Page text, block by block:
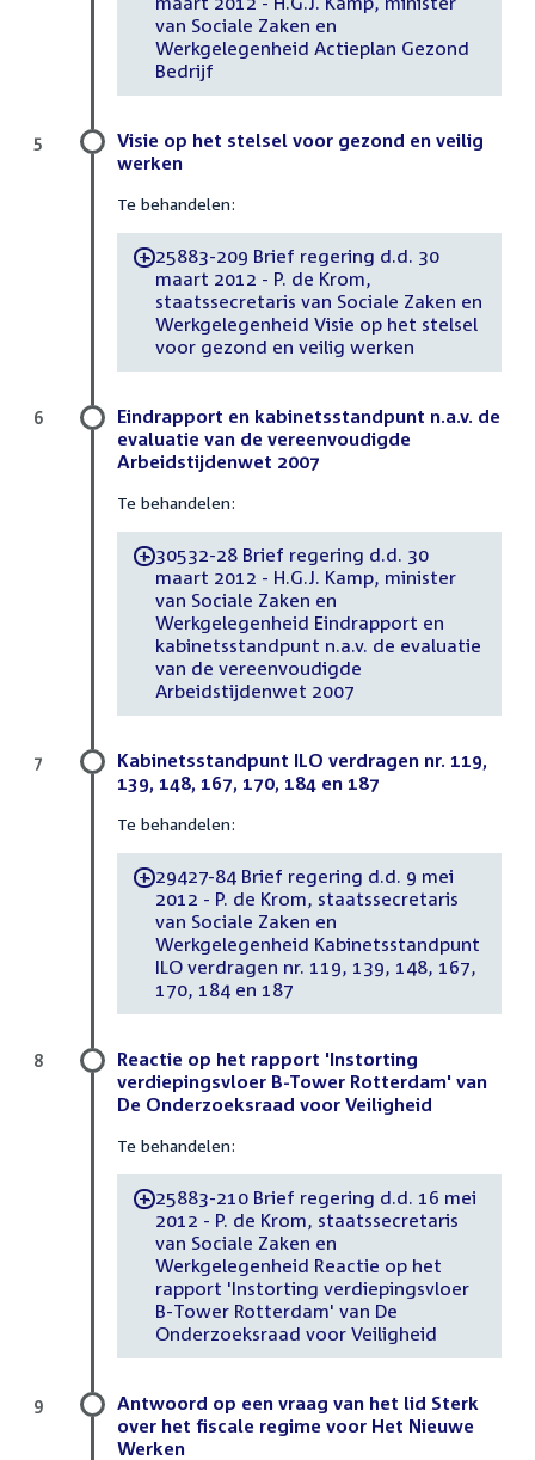
van Sociale Zaken en
Werkgelegenheid Actieplan Gezond
Bedrijf
Visie op het stelsel voor gezond en veilig
werken
Te behandelen:
-25883-209 Brief regering d.d. 30
maart 2012 - P. de Krom,
staatssecretaris van Sociale Zaken en
Werkgelegenheid Visie op het stelsel
voor gezond en veilig werken
5
Eindrapport en kabinetsstandpunt n.a.v. de
evaluatie van de vereenvoudigde
Arbeidstijdenwet 2007
Te behandelen:
-30532-28 Brief regering d.d. 30
maart 2012 - H.G.J. Kamp, minister
van Sociale Zaken en
Werkgelegenheid Eindrapport en
kabinetsstandpunt n.a.v. de evaluatie
van de vereenvoudigde
Arbeidstijdenwet 2007
6
Kabinetsstandpunt ILO verdragen nr. 119,
139, 148, 167, 170, 184 en 187
Te behandelen:
-29427-84 Brief regering d.d. 9 mei
2012 - P. de Krom, staatssecretaris
van Sociale Zaken en
Werkgelegenheid Kabinetsstandpunt
ILO verdragen nr. 119, 139, 148, 167,
170, 184 en 187
7
Reactie op het rapport 'Instorting
verdiepingsvloer B-Tower Rotterdam' van
De Onderzoeksraad voor Veiligheid
Te behandelen:
-25883-210 Brief regering d.d. 16 mei
2012 - P. de Krom, staatssecretaris
van Sociale Zaken en
Werkgelegenheid Reactie op het
rapport 'Instorting verdiepingsvloer
B-Tower Rotterdam' van De
Onderzoeksraad voor Veiligheid
8
Antwoord op een vraag van het lid Sterk
over het fiscale regime voor Het Nieuwe
Werken
9